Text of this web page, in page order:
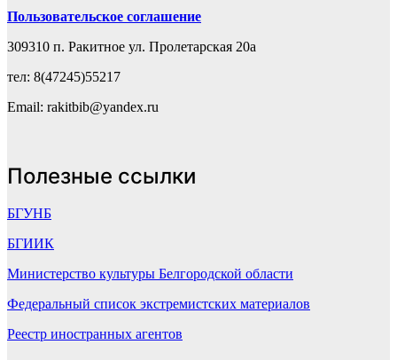
Пользовательское соглашение
309310 п. Ракитное ул. Пролетарская 20а
тел: 8(47245)55217
Email: rakitbib@yandex.ru
Полезные ссылки
БГУНБ
БГИИК
Министерство культуры Белгородской области
Федеральный список экстремистских материалов
Реестр иностранных агентов